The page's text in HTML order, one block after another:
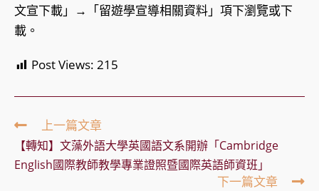
文宣下載」→「留遊學宣導相關資料」項下瀏覽或下
載。
Post Views: 215
Read
more
articles
上一篇文章
【轉知】文藻外語大學英國語文系開辦「Cambridge
English國際教師教學專業證照暨國際英語師資班」
下一篇文章